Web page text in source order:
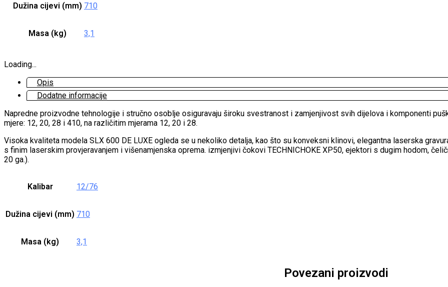
Dužina cijevi (mm) 710
Masa (kg) 3,1
Loading...
Opis
Dodatne informacije
Napredne proizvodne tehnologije i stručno osoblje osiguravaju široku svestranost i zamjenjivost svih dijelova i komponenti
mjere: 12, 20, 28 i 410, na različitim mjerama 12, 20 i 28.
Visoka kvaliteta modela SLX 600 DE LUXE ogleda se u nekoliko detalja, kao što su konveksni klinovi, elegantna laserska
s finim laserskim provjeravanjem i višenamjenska oprema. izmjenjivi čokovi TECHNICHOKE XP50, ejektori s dugim hodom,
20 ga.).
Kalibar 12/76
Dužina cijevi (mm) 710
Masa (kg) 3,1
Povezani proizvodi